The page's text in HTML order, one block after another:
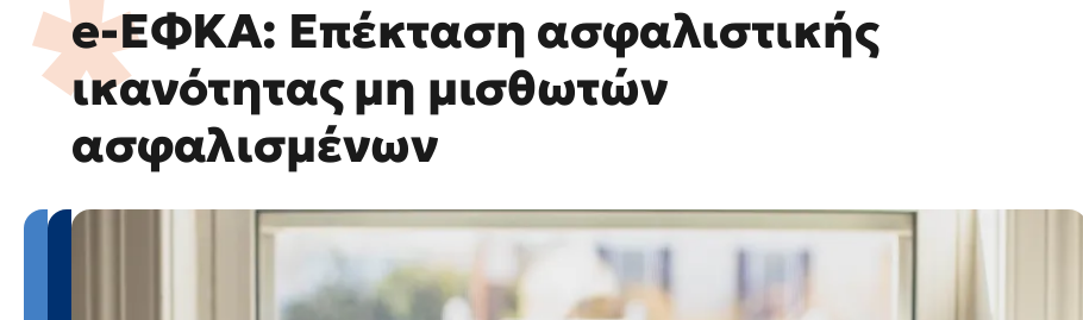
e-ΕΦΚΑ: Επέκταση ασφαλιστικής
ικανότητας μη μισθωτών
ασφαλισμένων